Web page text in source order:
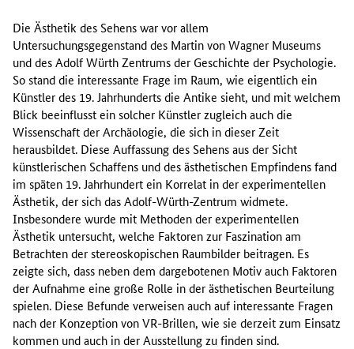
Die Ästhetik des Sehens war vor allem
Untersuchungsgegenstand des Martin von Wagner Museums
und des Adolf Würth Zentrums der Geschichte der Psychologie.
So stand die interessante Frage im Raum, wie eigentlich ein
Künstler des 19. Jahrhunderts die Antike sieht, und mit welchem
Blick beeinflusst ein solcher Künstler zugleich auch die
Wissenschaft der Archäologie, die sich in dieser Zeit
herausbildet. Diese Auffassung des Sehens aus der Sicht
künstlerischen Schaffens und des ästhetischen Empfindens fand
im späten 19. Jahrhundert ein Korrelat in der experimentellen
Ästhetik, der sich das Adolf-Würth-Zentrum widmete.
Insbesondere wurde mit Methoden der experimentellen
Ästhetik untersucht, welche Faktoren zur Faszination am
Betrachten der stereoskopischen Raumbilder beitragen. Es
zeigte sich, dass neben dem dargebotenen Motiv auch Faktoren
der Aufnahme eine große Rolle in der ästhetischen Beurteilung
spielen. Diese Befunde verweisen auch auf interessante Fragen
nach der Konzeption von VR-Brillen, wie sie derzeit zum Einsatz
kommen und auch in der Ausstellung zu finden sind.